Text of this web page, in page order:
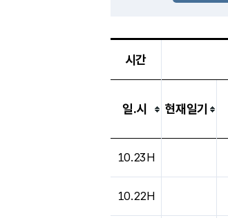
-
시간
일.시 현재일기
10.23H
10.22H